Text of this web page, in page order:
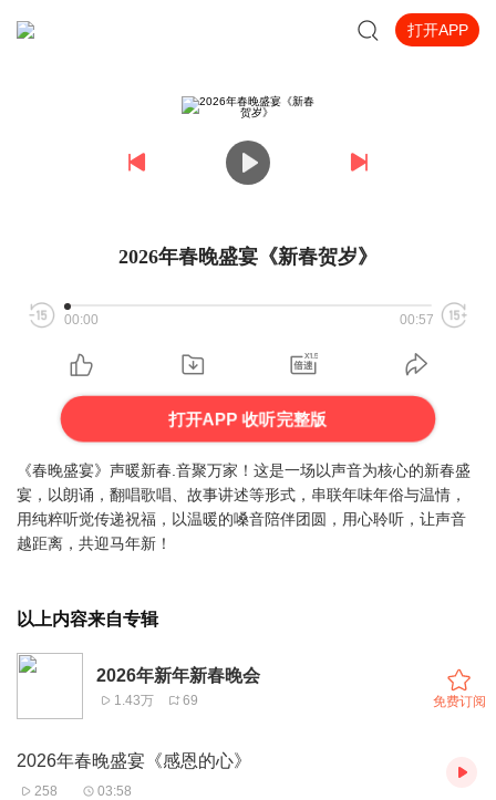
打开APP
2026年春晚盛宴《新春贺岁》
00:00 00:57
打开APP 收听完整版
《春晚盛宴》声暖新春.音聚万家！这是一场以声音为核心的新春盛
宴，以朗诵，翻唱歌唱、故事讲述等形式，串联年味年俗与温情，
用纯粹听觉传递祝福，以温暖的嗓音陪伴团圆，用心聆听，让声音
越距离，共迎马年新！
以上内容来自专辑
2026年新年新春晚会
1.43万 69 免费订阅
2026年春晚盛宴《感恩的心》
258 03:58